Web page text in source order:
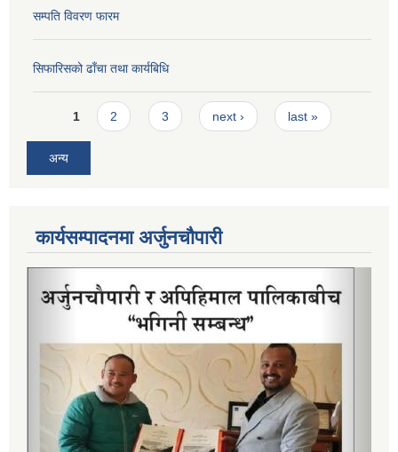
सम्पति विवरण फारम
सिफारिसको ढाँचा तथा कार्यबिधि
Pages
1 2 3 next › last »
अन्य
कार्यसम्पादनमा अर्जुनचौपारी